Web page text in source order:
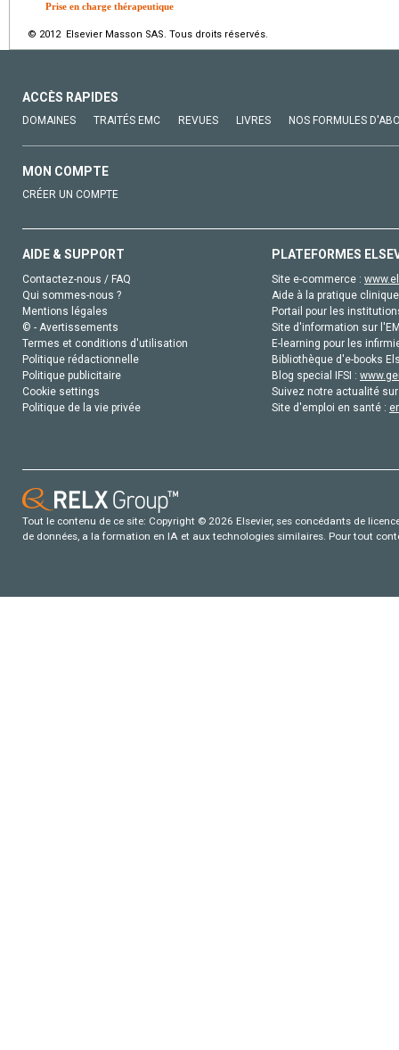
Prise en charge thérapeutique
© 2012 Elsevier Masson SAS. Tous droits réservés.
ACCÈS RAPIDES
DOMAINES TRAITÉS EMC REVUES LIVRES NOS FORMULES
MON COMPTE
CRÉER UN COMPTE
AIDE & SUPPORT
Contactez-nous / FAQ
Qui sommes-nous ?
Mentions légales
© - Avertissements
Termes et conditions d'utilisation
Politique rédactionnelle
Politique publicitaire
Cookie settings
Politique de la vie privée
PLATEFORMES
Site e-commerce :
Aide à la pratique
Portail pour les
Site d'information sur
E-learning pour les
Bibliothèque d'e-books
Blog special IFSI :
Suivez notre actualité
Site d'emploi en santé :
Tout le contenu de ce site: Copyright © 2026 Elsevier, ses concédants de
de données, a la formation en IA et aux technologies similaires. Pour tout